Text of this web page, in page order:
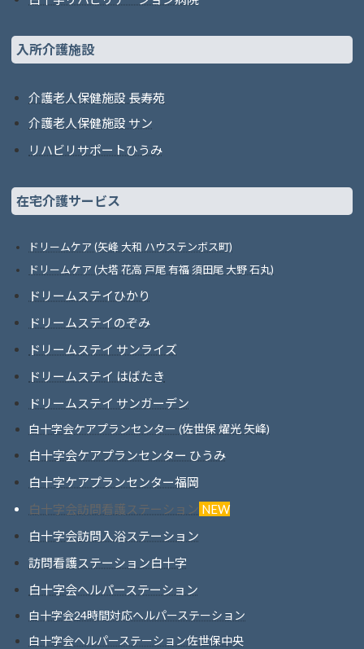
入所介護施設
介護老人保健施設 長寿苑
介護老人保健施設 サン
リハビリサポートひうみ
在宅介護サービス
ドリームケア (矢峰 大和 ハウステンボス町)
ドリームケア (大塔 花高 戸尾 有福 須田尾 大野 石丸)
ドリームステイひかり
ドリームステイのぞみ
ドリームステイ サンライズ
ドリームステイ はばたき
ドリームステイ サンガーデン
白十字会ケアプランセンター (佐世保 燿光 矢峰)
白十字会ケアプランセンター ひうみ
白十字ケアプランセンター福岡
白十字会訪問看護ステーション NEW
白十字会訪問入浴ステーション
訪問看護ステーション白十字
白十字会ヘルパーステーション
白十字会24時間対応ヘルパーステーション
白十字会ヘルパーステーション佐世保中央